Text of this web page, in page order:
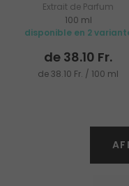
Extrait de Parfum
100 ml
disponible en 2
de 38.10 Fr.
de 38.10 Fr. / 100 ml